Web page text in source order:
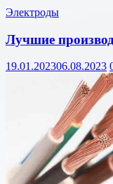
Электроды
Лучшие
19.01.202306.08.2023